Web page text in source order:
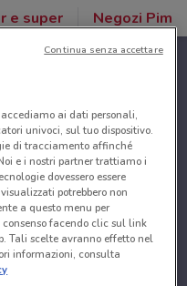
e super Negozi Pim
ai dati personali,
univoci, sul tuo dispositivo.
di tracciamento affinché
e i nostri partner trattiamo i
dovessero essere
potrebbero non
a questo menu per
facendo clic sul link
Tali scelte avranno effetto nel
informazioni, consulta
Continua senza accettare